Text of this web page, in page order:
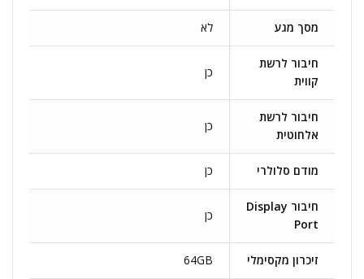
מסך מגע לא
חיבור לרשת
קווית
כן
חיבור לרשת
אלחוטית
כן
מודם סלולרי כן
חיבור Display
Port
כן
זיכרון מקסימלי 64GB